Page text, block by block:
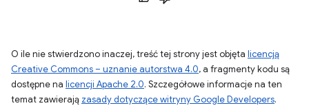
O ile nie stwierdzono inaczej, treść tej strony jest objęta licencją
Creative Commons – uznanie autorstwa 4.0, a fragmenty kodu są
dostępne na licencji Apache 2.0. Szczegółowe informacje na ten
temat zawierają zasady dotyczące witryny Google Developers.